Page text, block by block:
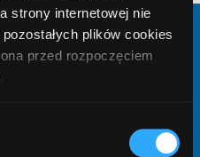
strony internetowej nie
plików cookies
przed rozpoczęciem
cookies. Więcej:
Polityka